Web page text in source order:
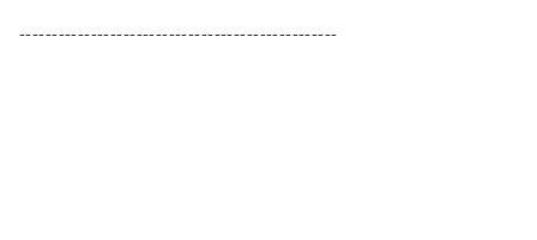
-------------------------------------------------